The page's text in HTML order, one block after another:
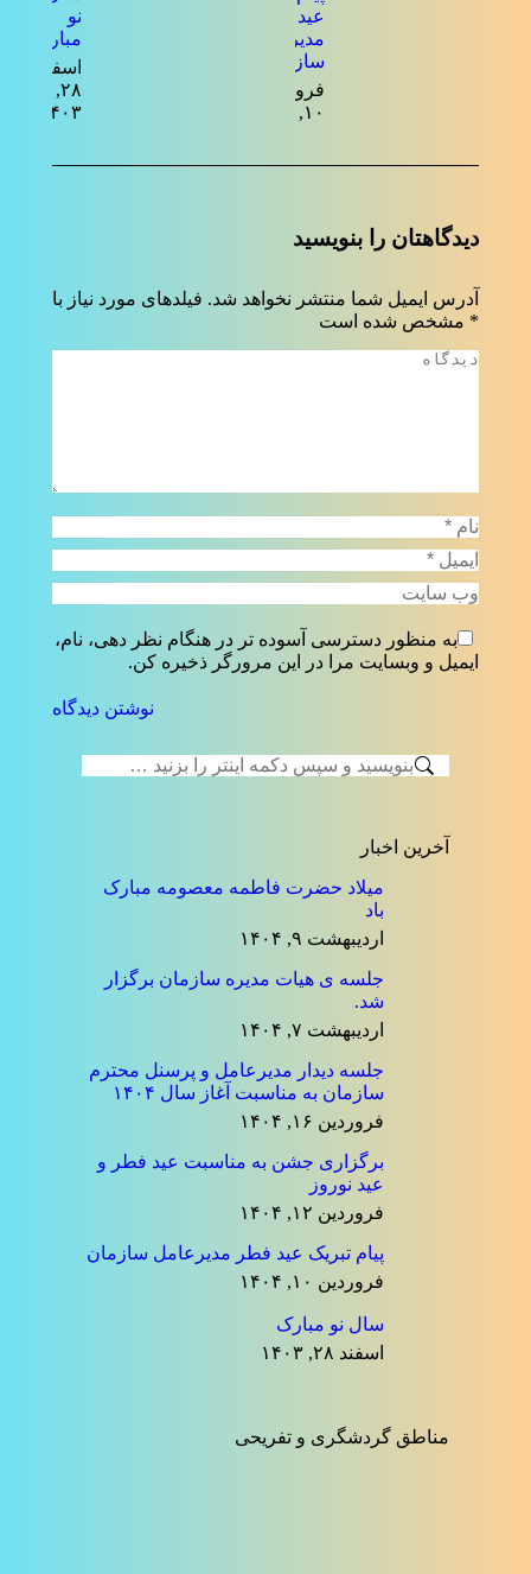
عید فطر
مدیرعامل
سازمان
فروردین
۱۰, ۱۴۰۴
نو
مبارک
اسفند
۲۸,
۱۴۰۳
دیدگاهتان را بنویسید
آدرس ایمیل شما منتشر نخواهد شد. فیلدهای مورد نیاز با
* مشخص شده است
دیدگاه
نام *
ایمیل *
وب سایت
به منظور دسترسی آسوده تر در هنگام نظر دهی، نام،
ایمیل و وبسایت مرا در این مرورگر ذخیره کن.
نوشتن دیدگاه
جستجو:
آخرین اخبار
میلاد حضرت فاطمه معصومه مبارک
باد
اردیبهشت ۹, ۱۴۰۴
جلسه ی هیات مدیره سازمان برگزار
شد.
اردیبهشت ۷, ۱۴۰۴
جلسه دیدار مدیرعامل و پرسنل محترم
سازمان به مناسبت آغاز سال ۱۴۰۴
فروردین ۱۶, ۱۴۰۴
برگزاری جشن به مناسبت عید فطر و
عید نوروز
فروردین ۱۲, ۱۴۰۴
پیام تبریک عید فطر مدیرعامل سازمان
فروردین ۱۰, ۱۴۰۴
سال نو مبارک
اسفند ۲۸, ۱۴۰۳
مناطق گردشگری و تفریحی